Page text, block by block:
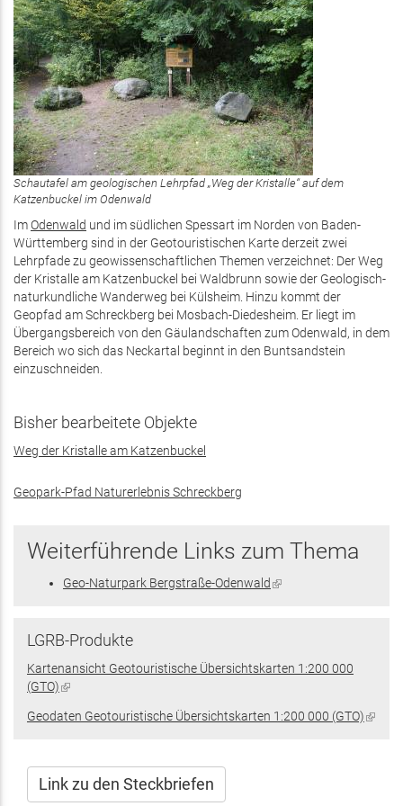
Schautafel am geologischen Lehrpfad „Weg der Kristalle“ auf dem
Katzenbuckel im Odenwald
ImOdenwald und im südlichen Spessart im Norden von Baden-
Württemberg sind in der Geotouristischen Karte derzeit zwei
Lehrpfade zu geowissenschaftlichen Themen verzeichnet: Der Weg
der Kristalle am Katzenbuckel bei Waldbrunn sowie der Geologisch-
naturkundliche Wanderweg bei Külsheim. Hinzu kommt der
Geopfad am Schreckberg bei Mosbach-Diedesheim. Er liegt im
Übergangsbereich von den Gäulandschaften zum Odenwald, in dem
Bereich wo sich das Neckartal beginnt in den Buntsandstein
einzuschneiden.
Bisher bearbeitete Objekte
Weg der Kristalle am Katzenbuckel
Geopark-Pfad Naturerlebnis Schreckberg
Weiterführende Links zum Thema
Geo-Naturpark Bergstraße-Odenwald (Link
LGRB-Produkte
Kartenansicht Geotouristische Übersichtskarten 1:200 000
(GTO)(Link
extern)
Geodaten Geotouristische Übersichtskarten 1:200 000 (GTO)(Link
Link zu den Steckbriefen